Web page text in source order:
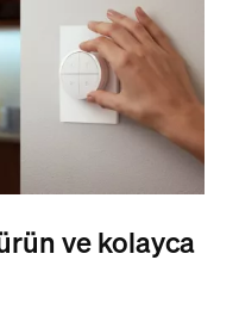
ve kolayca